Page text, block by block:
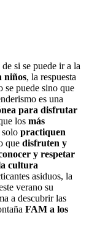
si se puede ir a la
niños, la respuesta
se puede sino que
es una
para disfrutar
los más
practiquen
que disfruten y
y respetar
cultura
asiduos, la
verano su
a descubrir las
FAM a los